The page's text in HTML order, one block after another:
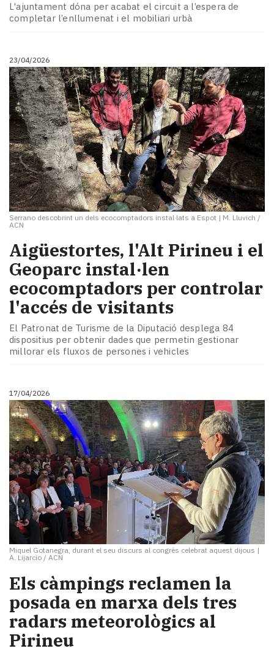
L'ajuntament dóna per acabat el circuit a l’espera de
completar l’enllumenat i el mobiliari urbà
23/04/2026
Serrano descobrint un dels ecocomptadors instal·lats a Espot | M. Lluvich /
ACN
Aigüestortes, l'Alt Pirineu i el
Geoparc instal·len
ecocomptadors per controlar
l'accés de visitants
El Patronat de Turisme de la Diputació desplega 84
dispositius per obtenir dades que permetin gestionar
millorar els fluxos de persones i vehicles
17/04/2026
Miquel Gotanegra, durant el seu discurs al congrès celebrat aquest dijous |
A. Lijarcio / ACN
Els càmpings reclamen la
posada en marxa dels tres
radars meteorològics al
Pirineu